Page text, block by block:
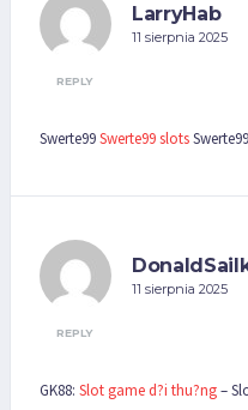
LarryHab
11 sierpnia 2025
REPLY
Swerte99Swerte99 slots
11 sierpnia 2025
REPLY
GK88: Slot game d?i thu?ng–